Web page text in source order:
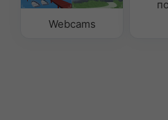
Webcams